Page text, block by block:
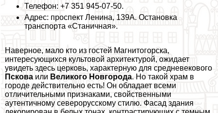
Телефон: +7 351 945-07-50.
Адрес: проспект Ленина, 139А. Остановка
трaнcпорта «Станичная».
Наверное, мало кто из гостей Магнитогорска,
интересующихся культовой архитектурой, ожидает
увидеть здесь церковь, хаpaктерную для средневекового
Пскова или Великого Новгорода. Но такой храм в
городе действительно есть! Он обладает всеми
отличительными признаками, свойственными
аутентичному северорусскому стилю. Фасад здания